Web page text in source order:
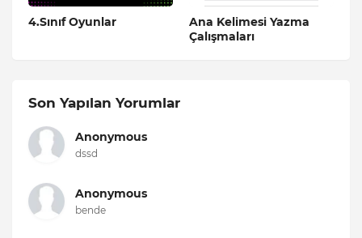
4.Sınıf Oyunlar
Ana Kelimesi Yazma
Çalışmaları
Son Yapılan Yorumlar
Anonymous
dssd
Anonymous
bende